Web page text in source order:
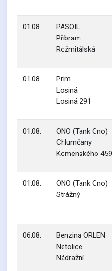
01.08.
PASOIL
Příbram
Rožmitálská
01.08.
Prim
Losiná
Losiná 291
01.08.
ONO (Tank Ono)
Chlumčany
Komenského 459
01.08.
ONO (Tank Ono)
Strážný
06.08.
Benzina ORLEN
Netolice
Nádražní